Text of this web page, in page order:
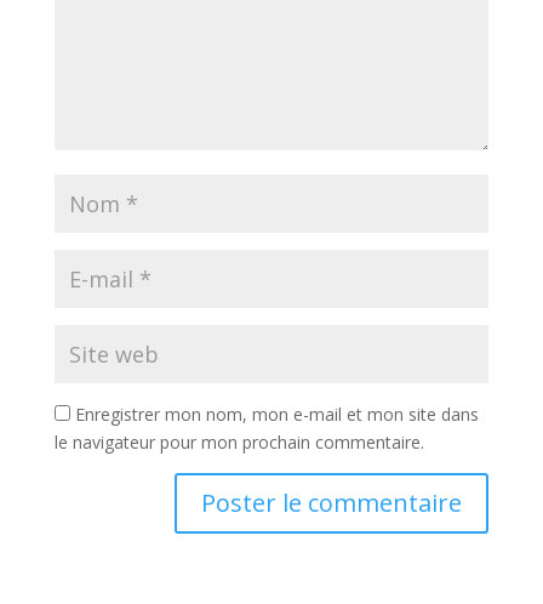
Enregistrer mon nom, mon e-mail et mon site dans
le navigateur pour mon prochain commentaire.